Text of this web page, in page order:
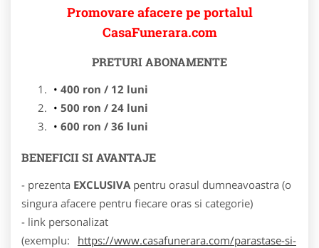
Promovare afacere pe portalul
CasaFunerara.com
PRETURI ABONAMENTE
400 ron / 12 luni
500 ron / 24 luni
600 ron / 36 luni
BENEFICII SI AVANTAJE
- prezenta EXCLUSIVA pentru orasul dumneavoastra (o
singura afacere pentru fiecare oras si categorie)
- link personalizat
(exemplu:
https://www.casafunerara.com/parastase-si-